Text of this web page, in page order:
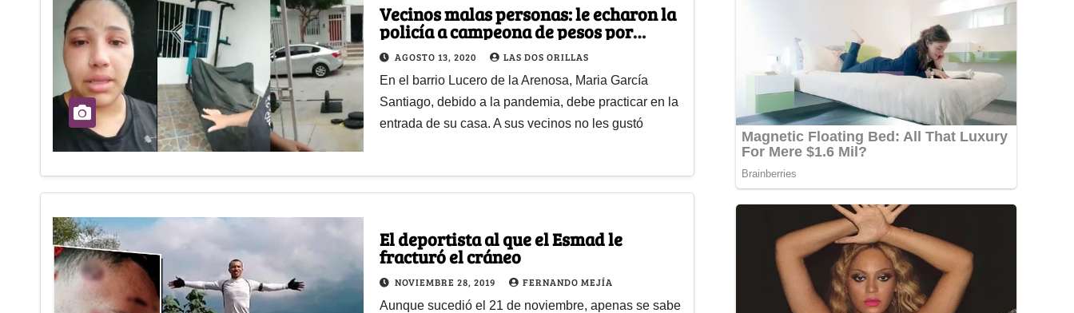
Vecinos malas personas: le echaron la
policía a campeona de pesos por
entrenar en su casa
AGOSTO 13, 2020 LAS DOS ORILLAS
En el barrio Lucero de la Arenosa, Maria García
Santiago, debido a la pandemia, debe practicar en la
entrada de su casa. A sus vecinos no les gustó
El deportista al que el Esmad le
fracturó el cráneo
NOVIEMBRE 28, 2019 FERNANDO MEJÍA
Aunque sucedió el 21 de noviembre, apenas se sabe